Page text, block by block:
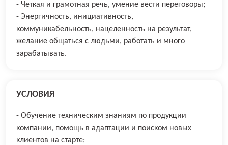
- Четкая и грамотная речь, умение вести переговоры;
- Энергичность, инициативность,
коммуникабельность, нацеленность на результат,
желание общаться с людьми, работать и много
зарабатывать.
УСЛОВИЯ
- Обучение техническим знаниям по продукции
компании, помощь в адаптации и поиском новых
клиентов на старте;